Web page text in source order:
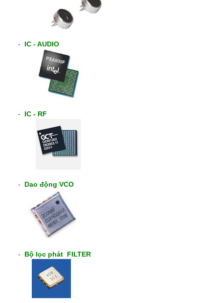
- IC - AUDIO
- IC - RF
- Dao động VCO
- Bộ lọc phát FILTER